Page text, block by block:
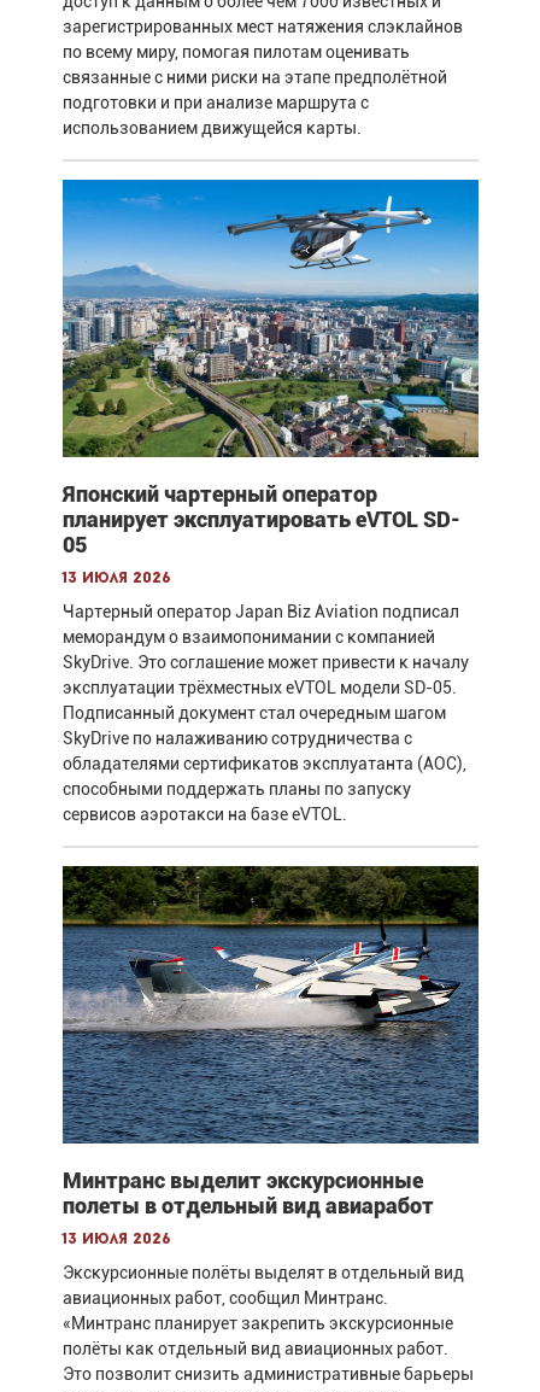
зарегистрированных мест натяжения слэклайнов
по всему миру, помогая пилотам оценивать
связанные с ними риски на этапе предполётной
подготовки и при анализе маршрута с
использованием движущейся карты.
Японский чартерный оператор
планирует эксплуатировать eVTOL SD-
05
13 июля 2026
Чартерный оператор Japan Biz Aviation подписал
меморандум о взаимопонимании с компанией
SkyDrive. Это соглашение может привести к началу
эксплуатации трёхместных eVTOL модели SD-05.
Подписанный документ стал очередным шагом
SkyDrive по налаживанию сотрудничества с
обладателями сертификатов эксплуатанта (AOC),
способными поддержать планы по запуску
сервисов аэротакси на базе eVTOL.
Минтранс выделит экскурсионные
полеты в отдельный вид авиаработ
13 июля 2026
Экскурсионные полёты выделят в отдельный вид
авиационных работ, сообщил Минтранс.
«Минтранс планирует закрепить экскурсионные
полёты как отдельный вид авиационных работ.
Это позволит снизить административные барьеры